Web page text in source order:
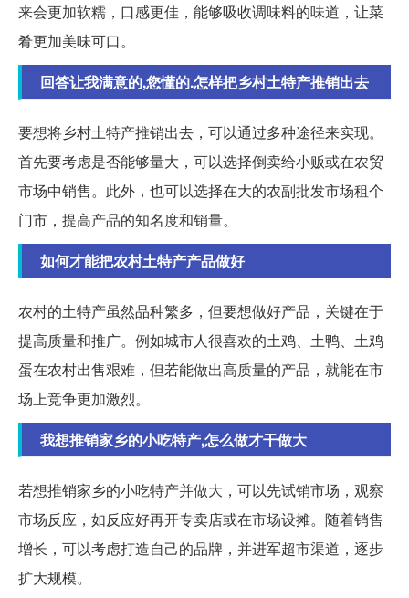
来会更加软糯，口感更佳，能够吸收调味料的味道，让菜
肴更加美味可口。
回答让我满意的,您懂的.怎样把乡村土特产推销出去
要想将乡村土特产推销出去，可以通过多种途径来实现。
首先要考虑是否能够量大，可以选择倒卖给小贩或在农贸
市场中销售。此外，也可以选择在大的农副批发市场租个
门市，提高产品的知名度和销量。
如何才能把农村土特产产品做好
农村的土特产虽然品种繁多，但要想做好产品，关键在于
提高质量和推广。例如城市人很喜欢的土鸡、土鸭、土鸡
蛋在农村出售艰难，但若能做出高质量的产品，就能在市
场上竞争更加激烈。
我想推销家乡的小吃特产,怎么做才干做大
若想推销家乡的小吃特产并做大，可以先试销市场，观察
市场反应，如反应好再开专卖店或在市场设摊。随着销售
增长，可以考虑打造自己的品牌，并进军超市渠道，逐步
扩大规模。